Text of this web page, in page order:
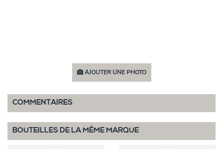
AJOUTER UNE PHOTO
COMMENTAIRES
BOUTEILLES DE LA MÊME MARQUE